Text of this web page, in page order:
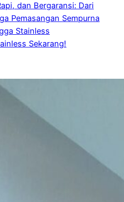
dan Bergaransi: Dari
Pemasangan Sempurna
Stainless
Sekarang!